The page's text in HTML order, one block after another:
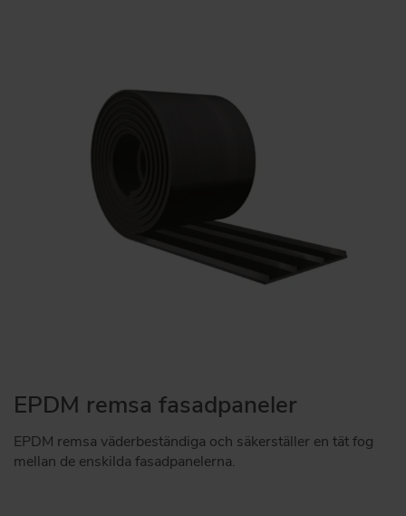
EPDM remsa fasadpaneler
EPDM remsa väderbeständiga och säkerställer en tät fog
mellan de enskilda fasadpanelerna.